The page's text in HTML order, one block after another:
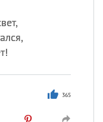
365
сил
ВВС) РФ
Все
именины